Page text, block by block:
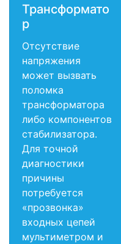
Трансформато
р
Отсутствие
напряжения
может вызвать
поломка
трансформатора
либо компонентов
стабилизатора.
Для точной
диагностики
причины
потребуется
«прозвонка»
входных цепей
мультиметром и